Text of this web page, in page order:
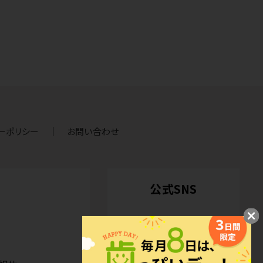
ポリシー お問い合わせ
公式SNS